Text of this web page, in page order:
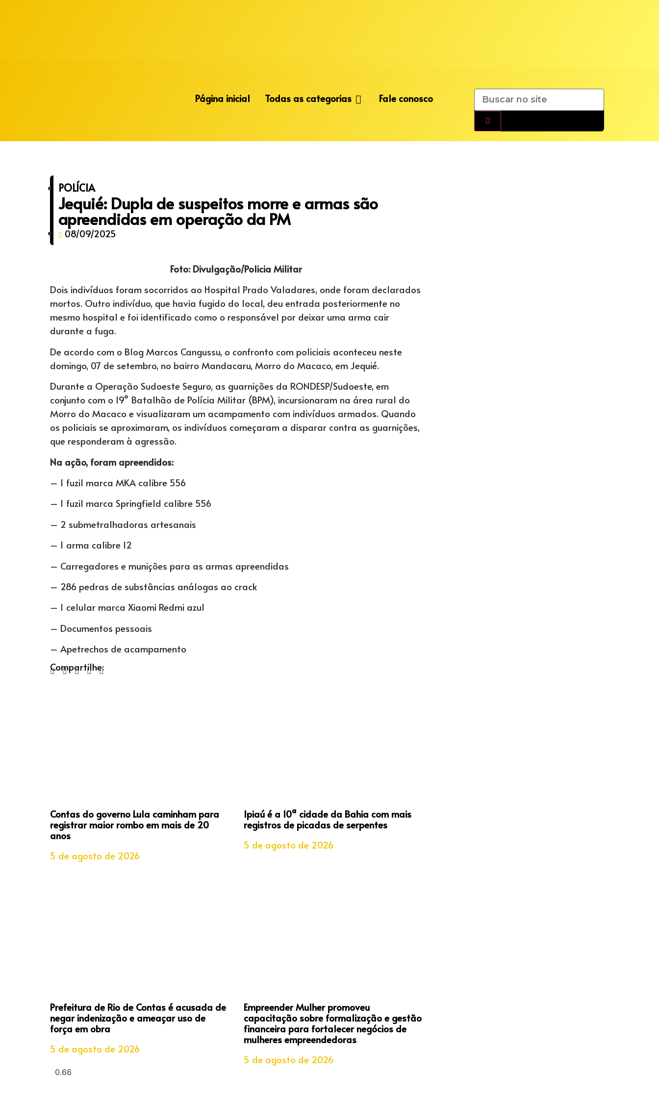
Página inicial Todas as categorias Fale conosco
POLÍCIA
Jequié: Dupla de suspeitos morre e armas são
apreendidas em operação da PM
08/09/2025
Foto: Divulgação/Policia Militar
Dois indivíduos foram socorridos ao Hospital Prado Valadares, onde foram declarados
mortos. Outro indivíduo, que havia fugido do local, deu entrada posteriormente no
mesmo hospital e foi identificado como o responsável por deixar uma arma cair
durante a fuga.
De acordo com o Blog Marcos Cangussu, o confronto com policiais aconteceu neste
domingo, 07 de setembro, no bairro Mandacaru, Morro do Macaco, em Jequié.
Durante a Operação Sudoeste Seguro, as guarnições da RONDESP/Sudoeste, em
conjunto com o 19° Batalhão de Polícia Militar (BPM), incursionaram na área rural do
Morro do Macaco e visualizaram um acampamento com indivíduos armados. Quando
os policiais se aproximaram, os indivíduos começaram a disparar contra as guarnições,
que responderam à agressão.
Na ação, foram apreendidos:
– 1 fuzil marca MKA calibre 556
– 1 fuzil marca Springfield calibre 556
– 2 submetralhadoras artesanais
– 1 arma calibre 12
– Carregadores e munições para as armas apreendidas
– 286 pedras de substâncias análogas ao crack
– 1 celular marca Xiaomi Redmi azul
– Documentos pessoais
– Apetrechos de acampamento
Compartilhe:
Contas do governo Lula caminham para
registrar maior rombo em mais de 20
anos
5 de agosto de 2026
Ipiaú é a 10ª cidade da Bahia com mais
registros de picadas de serpentes
5 de agosto de 2026
Prefeitura de Rio de Contas é acusada de
negar indenização e ameaçar uso de
força em obra
5 de agosto de 2026
Empreender Mulher promoveu
capacitação sobre formalização e gestão
financeira para fortalecer negócios de
mulheres empreendedoras
5 de agosto de 2026